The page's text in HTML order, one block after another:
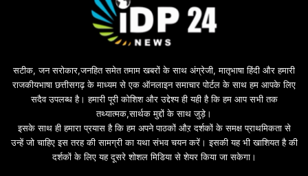
e
d
o
सटीक, जन सरोकार,जनहित समेत तमाम खबरों के साथ अंग्रेजी, मातृभाषा हिंदी और हमारी
राजकीयभाषा छत्तीसगढ़ के माध्यम से एक ऑनलाइन समाचार पोर्टल के साथ हम आपके लिए
सदैव उपलब्ध है। हमारी पूरी कोशिश और उद्देश्य ही यही है कि हम आप सभी तक
तथ्यात्मक,सार्थक मुद्दों के साथ जुड़े।
इसके साथ ही हमारा प्रयास है कि हम अपने पाठकों औऱ दर्शकों के समक्ष प्राथमिकता से
उन्हें जो चाहिए इस तरह की सामग्री का यथा संभव चयन करें। इसकी यह भी खाशियत है की
दर्शकों के लिए यह दूसरे शोशल मिडिया से शेयर किया जा सकेगा।